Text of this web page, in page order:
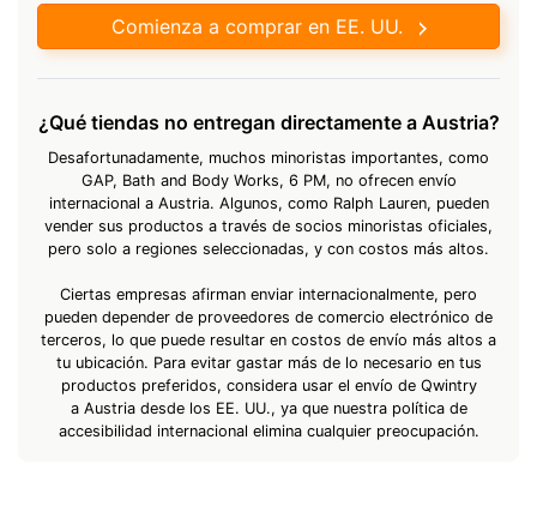
Comienza a comprar en EE. UU.
¿Qué tiendas no entregan directamente a Austria?
Desafortunadamente, muchos minoristas importantes, como
GAP, Bath and Body Works, 6 PM, no ofrecen envío
internacional a Austria. Algunos, como Ralph Lauren, pueden
vender sus productos a través de socios minoristas oficiales,
pero solo a regiones seleccionadas, y con costos más altos.
Ciertas empresas afirman enviar internacionalmente, pero
pueden depender de proveedores de comercio electrónico de
terceros, lo que puede resultar en costos de envío más altos a
tu ubicación. Para evitar gastar más de lo necesario en tus
productos preferidos, considera usar el envío de Qwintry
a Austria desde los EE. UU., ya que nuestra política de
accesibilidad internacional elimina cualquier preocupación.